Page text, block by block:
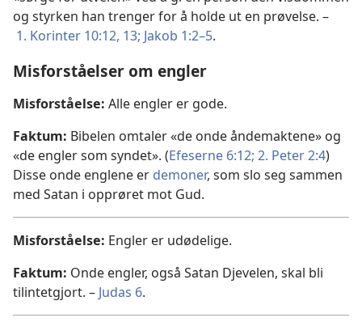
og styrken han trenger for å holde ut en prøvelse. –
1. Korinter 10:12, 13; Jakob 1:2–5.
Misforståelser om engler
Misforståelse: Alle engler er gode.
Faktum: Bibelen omtaler «de onde åndemaktene» og
«de engler som syndet». (Efeserne 6:12; 2. Peter 2:4)
Disse onde englene er demoner, som slo seg sammen
med Satan i opprøret mot Gud.
Misforståelse: Engler er udødelige.
Faktum: Onde engler, også Satan Djevelen, skal bli
tilintetgjort. – Judas 6.